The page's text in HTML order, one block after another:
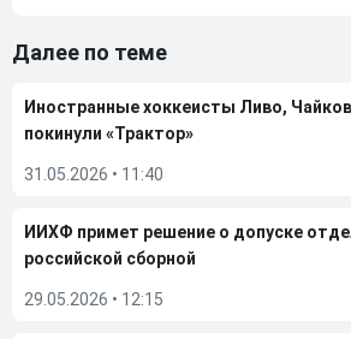
Далее по теме
Иностранные хоккеисты Ливо,
покинули «Трактор»
31.05.2026 • 11:40
ИИХФ примет решение о допуске
российской сборной
29.05.2026 • 12:15